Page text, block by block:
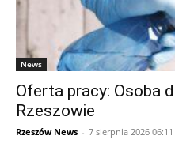
News
Oferta pracy: Osoba
Rzeszowie
Rzeszów News - 7 sierpnia 2026 06:11